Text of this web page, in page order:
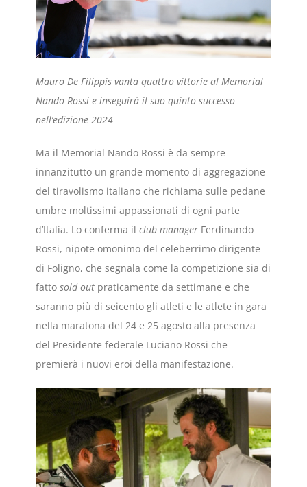
Mauro De Filippis vanta quattro vittorie al Memorial
Nando Rossi e inseguirà il suo quinto successo
nell’edizione 2024
Ma il Memorial Nando Rossi è da sempre
innanzitutto un grande momento di aggregazione
del tiravolismo italiano che richiama sulle pedane
umbre moltissimi appassionati di ogni parte
d’Italia. Lo conferma ilclub manager Ferdinando
Rossi, nipote omonimo del celeberrimo dirigente
di Foligno, che segnala come la competizione sia di
fattosold out praticamente da settimane e che
saranno più di seicento gli atleti e le atlete in gara
nella maratona del 24 e 25 agosto alla presenza
del Presidente federale Luciano Rossi che
premierà i nuovi eroi della manifestazione.